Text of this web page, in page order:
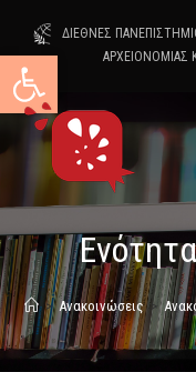
Ανοίξτε τη
content
ΔΙΕΘΝΕΣ
> Ανακοινώσεις >